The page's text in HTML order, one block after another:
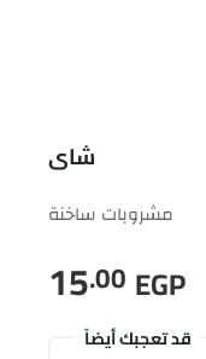
شاى
مشروبات ساخنة
15.00 EGP
قد تعجبك أيضاً